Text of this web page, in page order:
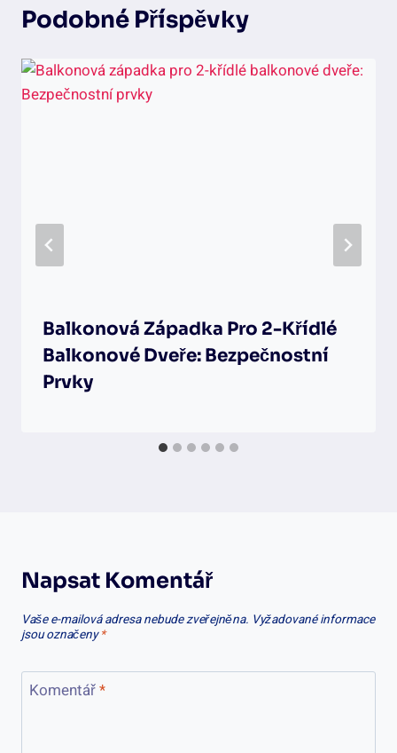
Podobné Příspěvky
Balkonová Západka Pro 2-Křídlé
Balkonové Dveře: Bezpečnostní
Prvky
Napsat Komentář
Vaše e-mailová adresa nebude zveřejněna. Vyžadované informace
jsou označeny*
Komentář*